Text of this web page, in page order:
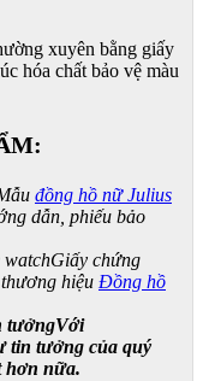
xuyên bằng giấy
hóa chất bảo vệ màu
đồng hồ nữ Julius
dẫn, phiếu bảo
Giấy chứng
hiệu Đồng hồ
Với
tin tưởng của quý
hơn nữa.